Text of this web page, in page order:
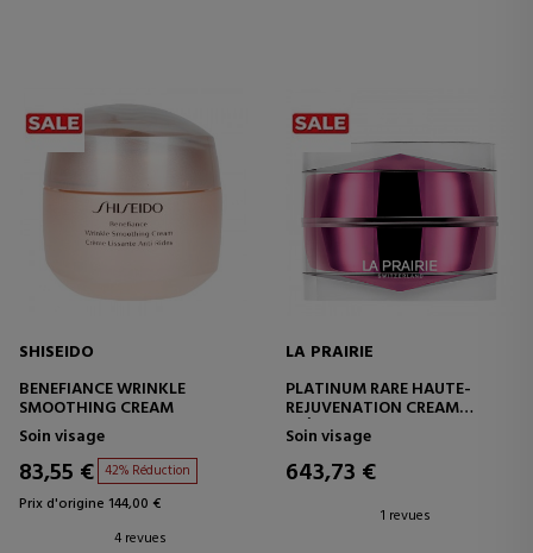
SHISEIDO
BENEFIANCE WRINKLE
SMOOTHING CREAM
Soin visage
83,55 € 42% Réduction
Prix d'origine 144,00 €
4 revues
LA PRAIRIE
PLATINUM RARE HAUTE-
REJUVENATION CREAM
CRÈME VISAGE
RAJEUNISSANTE
Soin visage
643,73 €
1 revues